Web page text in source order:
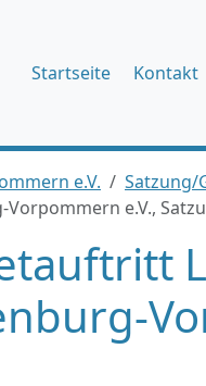
Startseite Kontakt
e.V.
Satzung/
e.V.,